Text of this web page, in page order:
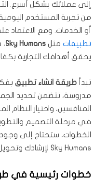
إلى عملائك بشكل أسرع.
من تجربة المستخدم
أو الخدمات. ومع الاعتماد
تطبيقات مثل Sky Humans
يحقق أهدافك التجارية
تبدأ طريقة انشاء تطبيق
مدروسة، تتضمن تحديد
المنافسين، واختيار النظام
في مرحلة التصميم
الخطوات، ستحتاج إلى
Sky Humans لإرشادك وتحويل رؤيتك إلى واقع ملموس.
خطوات رئيسية في